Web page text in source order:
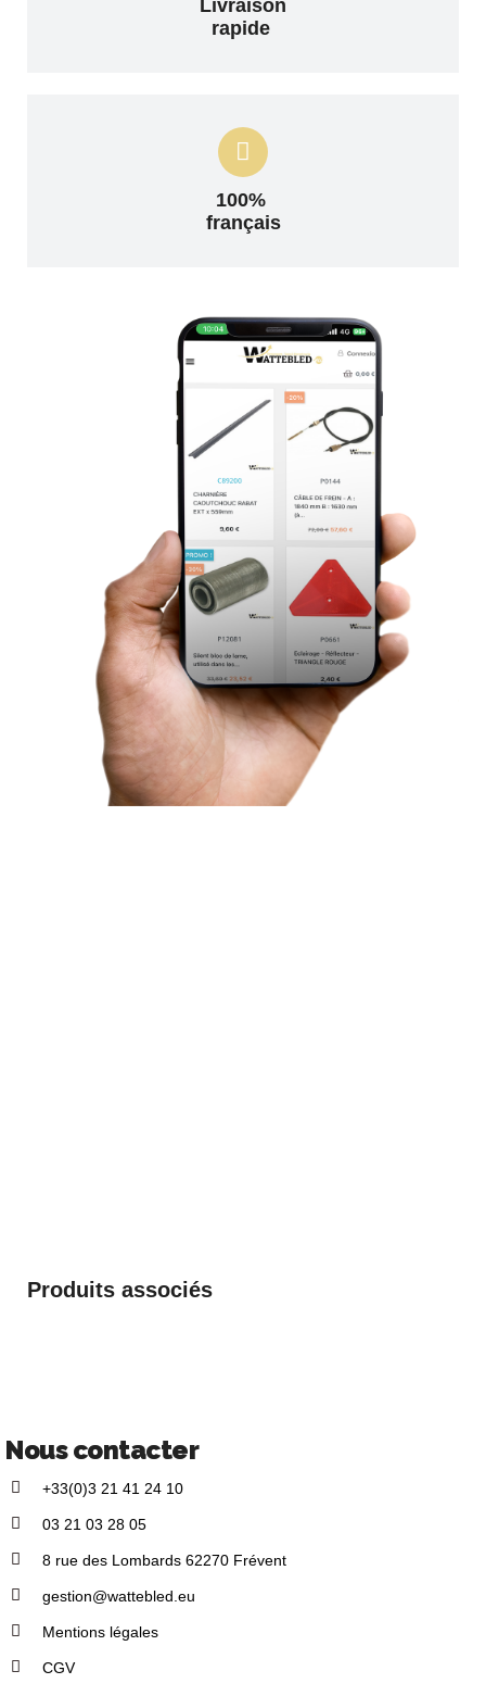
Livraison
rapide
100%
français
Produits associés
Nous contacter
+33(0)3 21 41 24 10
03 21 03 28 05
8 rue des Lombards 62270 Frévent
gestion@wattebled.eu
Mentions légales
CGV